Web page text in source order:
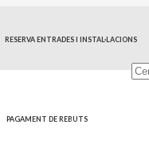
RESERVA ENTRADES I INSTAL·LACIONS
PAGAMENT DE REBUTS